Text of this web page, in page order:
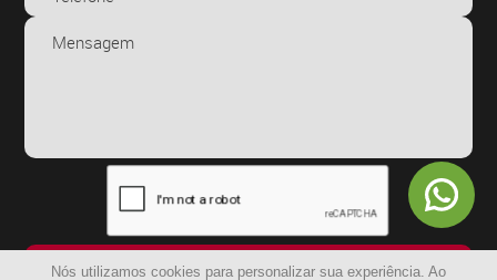
Nós utilizamos cookies para personalizar sua experiência. Ao
ENVIAR